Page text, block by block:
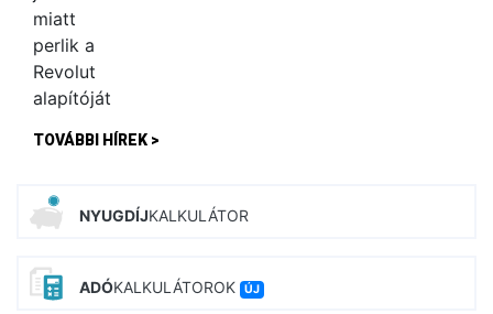
TOVÁBBI HÍREK >
NYUGDÍJKALKULÁTOR
ADÓKALKULÁTOROK ÚJ